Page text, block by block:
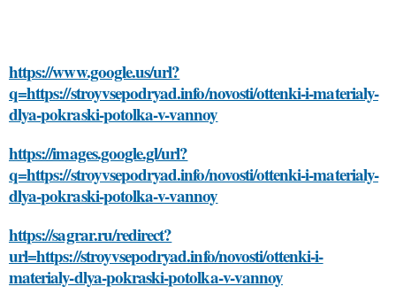
https://www.google.us/url?
q=https://stroyvsepodryad.info/novosti/ottenki-i-materialy-
dlya-pokraski-potolka-v-vannoy
https://images.google.gl/url?
q=https://stroyvsepodryad.info/novosti/ottenki-i-materialy-
dlya-pokraski-potolka-v-vannoy
https://sagrar.ru/redirect?
url=https://stroyvsepodryad.info/novosti/ottenki-i-
materialy-dlya-pokraski-potolka-v-vannoy